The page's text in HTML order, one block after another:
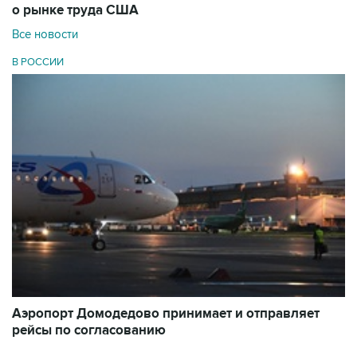
о рынке труда США
Все новости
В РОССИИ
Аэропорт Домодедово принимает и отправляет
рейсы по согласованию